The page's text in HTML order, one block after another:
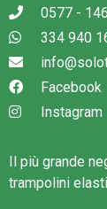
0577 -
334 940
Facebook
Instagram
Il più grande
trampolini